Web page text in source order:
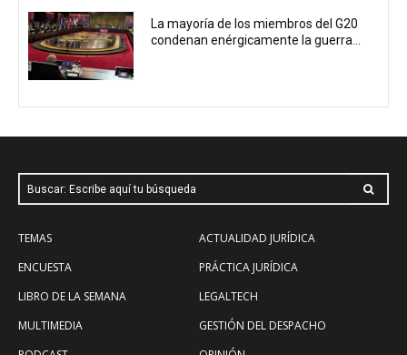
La mayoría de los miembros del G20
condenan enérgicamente la guerra...
Buscar: Escribe aquí tu búsqueda
TEMAS
ENCUESTA
LIBRO DE LA SEMANA
MULTIMEDIA
ACTUALIDAD JURÍDICA
PRÁCTICA JURÍDICA
LEGALTECH
GESTIÓN DEL DESPACHO